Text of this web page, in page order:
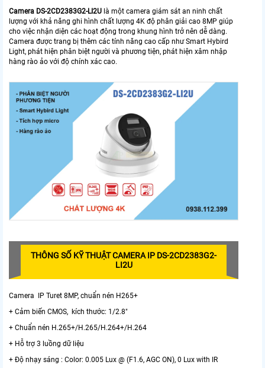
Camera DS-2CD2383G2-LI2U là một camera giám sát an ninh chất
lượng với khả năng ghi hình chất lượng 4K độ phân giải cao 8MP giúp
cho việc nhận diện các hoạt động trong khung hình trở nên dễ dàng.
Camera được trang bị thêm các tính năng cao cấp như Smart Hybird
Light, phát hiện phân biệt người và phương tiện, phát hiện xâm nhập
hàng rào ảo với độ chính xác cao.
THÔNG SỐ KỸ THUẬT CAMERA IP DS-2CD2383G2-
LI2U
Camera IP Turet 8MP, chuẩn nén H265+
+ Cảm biến CMOS, kích thước: 1/2.8"
+ Chuẩn nén H.265+/H.265/H.264+/H.264
+ Hỗ trợ 3 luồng dữ liệu
+ Độ nhạy sáng : Color: 0.005 Lux @ (F1.6, AGC ON), 0 Lux with IR